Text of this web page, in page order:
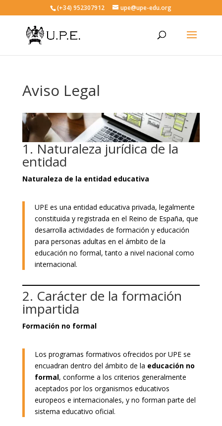
(+34) 952307912 upe@upe-edu.org
Aviso Legal
1. Naturaleza jurídica de la
entidad
Naturaleza de la entidad educativa
UPE es una entidad educativa privada, legalmente
constituida y registrada en el Reino de España, que
desarrolla actividades de formación y educación
para personas adultas en el ámbito de la
educación no formal, tanto a nivel nacional como
internacional.
2. Carácter de la formación
impartida
Formación no formal
Los programas formativos ofrecidos por UPE se
encuadran dentro del ámbito de la educación no
formal, conforme a los criterios generalmente
aceptados por los organismos educativos
europeos e internacionales, y no forman parte del
sistema educativo oficial.